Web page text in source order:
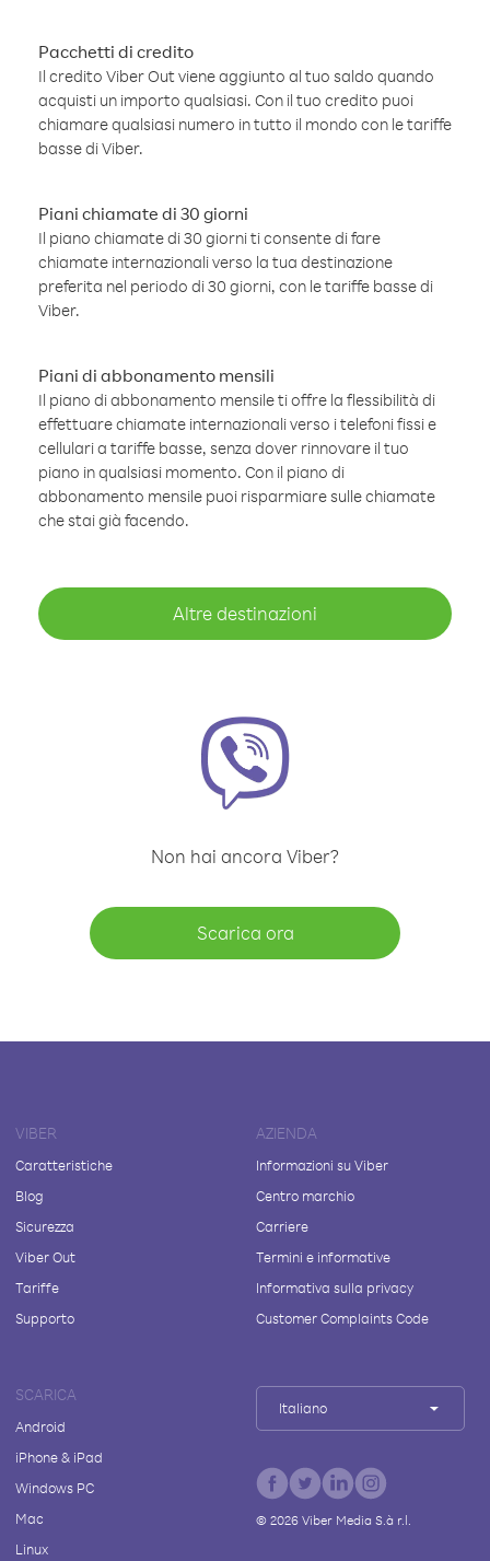
Pacchetti di credito
Il credito Viber Out viene aggiunto al tuo saldo quando
acquisti un importo qualsiasi. Con il tuo credito puoi
chiamare qualsiasi numero in tutto il mondo con le tariffe
basse di Viber.
Piani chiamate di 30 giorni
Il piano chiamate di 30 giorni ti consente di fare
chiamate internazionali verso la tua destinazione
preferita nel periodo di 30 giorni, con le tariffe basse di
Viber.
Piani di abbonamento mensili
Il piano di abbonamento mensile ti offre la flessibilità di
effettuare chiamate internazionali verso i telefoni fissi e
cellulari a tariffe basse, senza dover rinnovare il tuo
piano in qualsiasi momento. Con il piano di
abbonamento mensile puoi risparmiare sulle chiamate
che stai già facendo.
Altre destinazioni
Non hai ancora Viber?
Scarica ora
VIBER
Caratteristiche
Blog
Sicurezza
Viber Out
Tariffe
Supporto
AZIENDA
Informazioni su Viber
Centro marchio
Carriere
Termini e informative
Informativa sulla privacy
Customer Complaints Code
SCARICA
Android
iPhone & iPad
Windows PC
Mac
Linux
Italiano
© 2026Viber Media S.à r.l.